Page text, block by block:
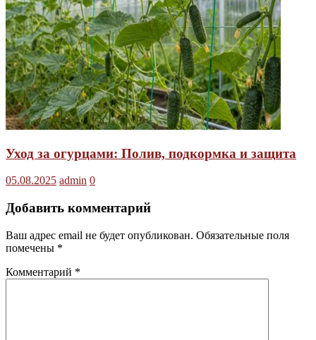
Уход за огурцами: Полив, подкормка и защита
05.08.2025 admin 0
Добавить комментарий
Ваш адрес email не будет опубликован. Обязательные поля
помечены *
Комментарий *